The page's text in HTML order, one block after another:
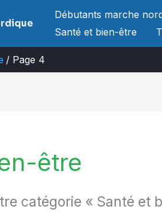
Débutants marche
Santé et bien-être
Page 4
être
catégorie « Santé et